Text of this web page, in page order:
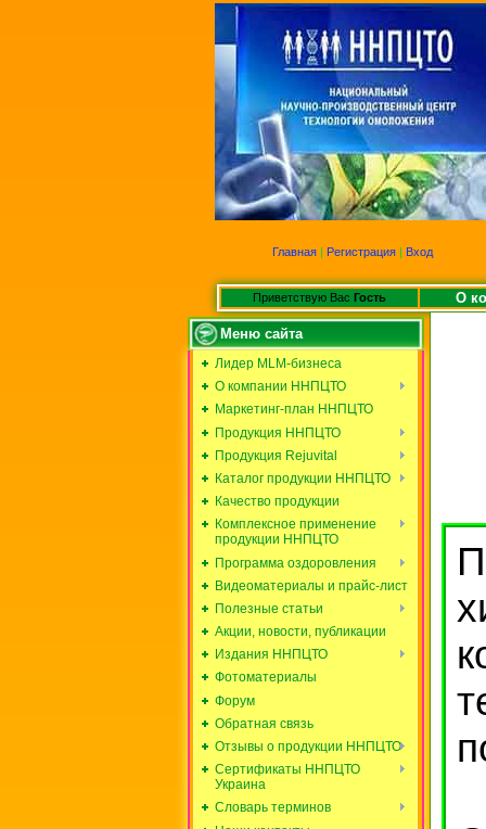
Главная | Регистрация | Вход
Приветствую Вас Гость О
Меню сайта
Лидер MLM-бизнеса
О компании ННПЦТО
Маркетинг-план ННПЦТО
Продукция ННПЦТО
Продукция Rejuvital
Каталог продукции ННПЦТО
Качество продукции
Комплексное применение
продукции ННПЦТО
Программа оздоровления
Видеоматериалы и прайс-лист
Полезные статьи
Акции, новости, публикации
Издания ННПЦТО
Фотоматериалы
Форум
Обратная связь
Отзывы о продукции ННПЦТО
Сертификаты ННПЦТО
Украина
Словарь терминов